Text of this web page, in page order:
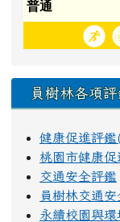
員樹林各項
健康促進評鑑
桃園市健康
交通安全評鑑
員樹林交通
永續校園與環